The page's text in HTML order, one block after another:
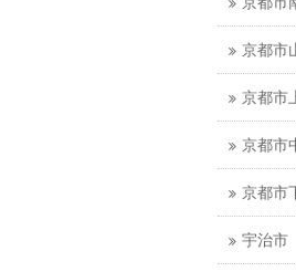
京都市
京都市
京都市
京都市
宇治市